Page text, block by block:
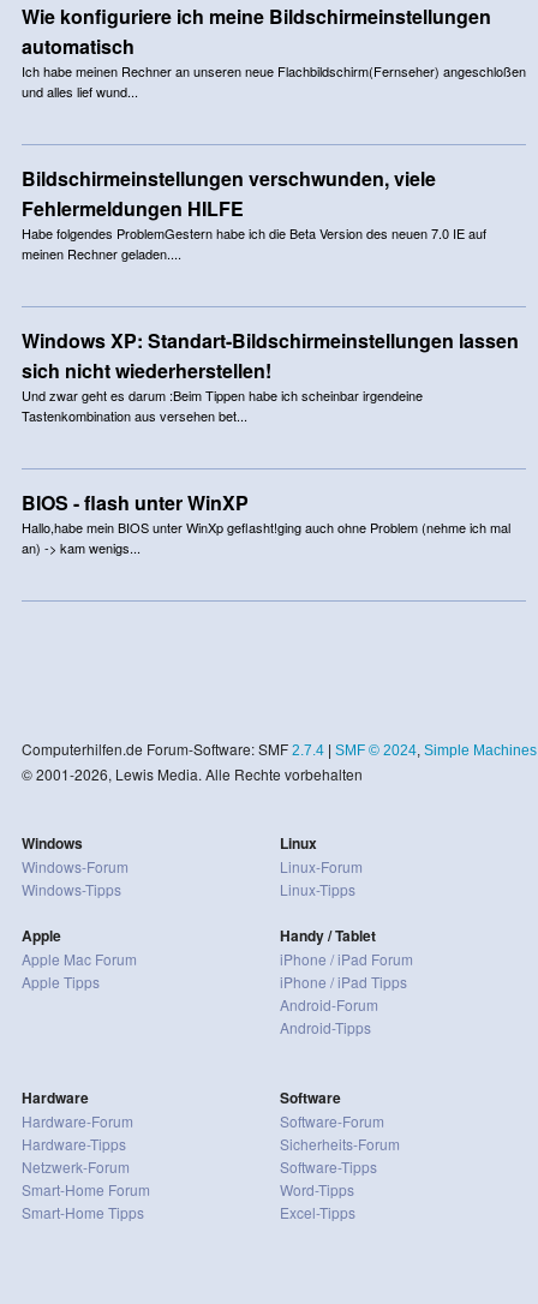
Wie konfiguriere ich meine Bildschirmeinstellungen
automatisch
Ich habe meinen Rechner an unseren neue Flachbildschirm(Fernseher) angeschloßen
und alles lief wund...
Bildschirmeinstellungen verschwunden, viele
Fehlermeldungen HILFE
Habe folgendes ProblemGestern habe ich die Beta Version des neuen 7.0 IE auf
meinen Rechner geladen....
Windows XP: Standart-Bildschirmeinstellungen lassen
sich nicht wiederherstellen!
Und zwar geht es darum :Beim Tippen habe ich scheinbar irgendeine
Tastenkombination aus versehen bet...
BIOS - flash unter WinXP
Hallo,habe mein BIOS unter WinXp geflasht!ging auch ohne Problem (nehme ich mal
an) -> kam wenigs...
Computerhilfen.de Forum-Software: SMF 2.7.4| SMF © 2024, Simple Machines
© 2001-2026, Lewis Media. Alle Rechte vorbehalten
Windows
Windows-Forum
Windows-Tipps
Apple
Apple Mac Forum
Apple Tipps
Linux
Linux-Forum
Linux-Tipps
Handy / Tablet
iPhone / iPad Forum
iPhone / iPad Tipps
Android-Forum
Android-Tipps
Hardware
Hardware-Forum
Hardware-Tipps
Netzwerk-Forum
Smart-Home Forum
Smart-Home Tipps
Software
Software-Forum
Sicherheits-Forum
Software-Tipps
Word-Tipps
Excel-Tipps